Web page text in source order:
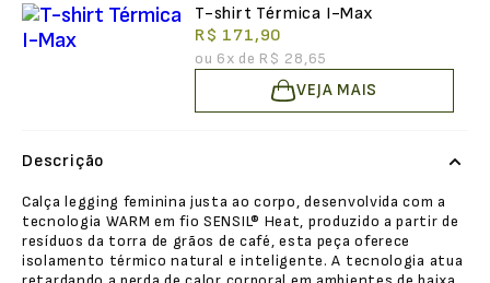
T-shirt Térmica I-Max
R$ 171,90
ou 6x de R$ 28,65
VEJA MAIS
Descrição
Calça legging feminina justa ao corpo, desenvolvida com a
tecnologia WARM em fio SENSIL® Heat, produzido a partir de
resíduos da torra de grãos de café, esta peça oferece
isolamento térmico natural e inteligente. A tecnologia atua